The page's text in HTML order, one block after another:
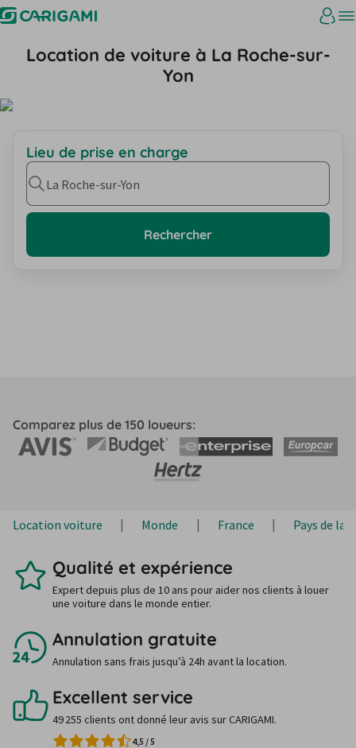
Location de voiture à La Roche-sur-
Yon
Lieu de prise en charge
La Roche-sur-Yon
Rechercher
Comparez plus de 150 loueurs:
Location voiture Monde France Pays de la
Qualité et expérience
Expert depuis plus de 10 ans pour aider nos clients à louer
une voiture dans le monde entier.
Annulation gratuite
Annulation sans frais jusqu’à 24h avant la location.
Excellent service
49 255 clients ont donné leur avis sur CARIGAMI.
4,5 /5